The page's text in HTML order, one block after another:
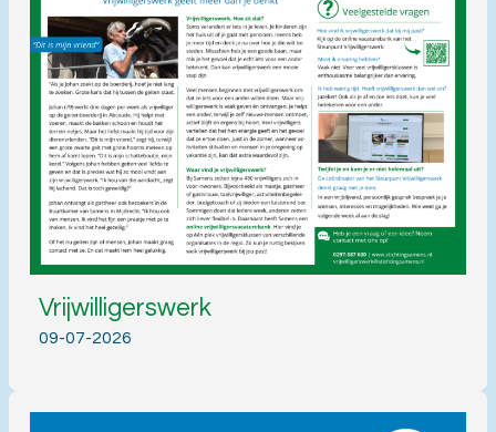
Vrijwilligerswerk
09-07-2026